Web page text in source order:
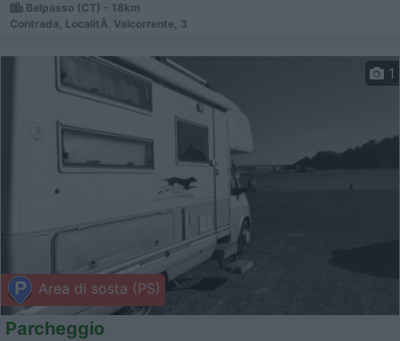
Belpasso (CT) - 18km
Contrada, LocalitÃ Valcorrente, 3
Area di sosta (PS)
1
Parcheggio